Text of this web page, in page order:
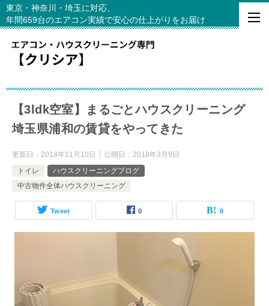
東京・神奈川・埼玉に対応、
年間659台のエアコン実績で安心の仕上がりをお届け
【3ldk空室】まるごとハウスクリーニング
埼玉県浦和の賃貸をやってきた
更新日： 2018年11月10日 公開日： 2018年3月9日
トイレ
ハウスクリーニングブログ
中古物件全体ハウスクリーニング
Tweet 0 0